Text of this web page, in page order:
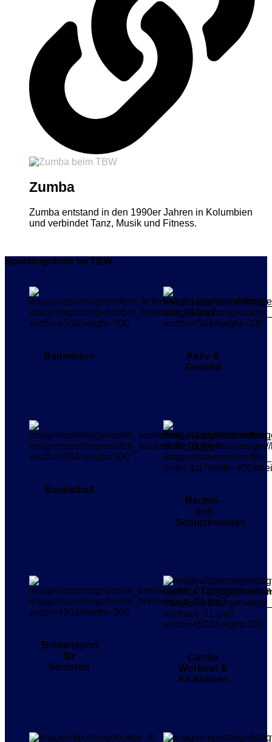
Zumba
Zumba entstand in den 1990er Jahren in Kolumbien
und verbindet Tanz, Musik und Fitness.
Sportangebote im TBW
Badminton
Aktiv &
Gesund
Basketball
Rechte-
und
Schutzkonzept
Breitensport
für
Senioren
Cardio
Workout &
Kickboxen